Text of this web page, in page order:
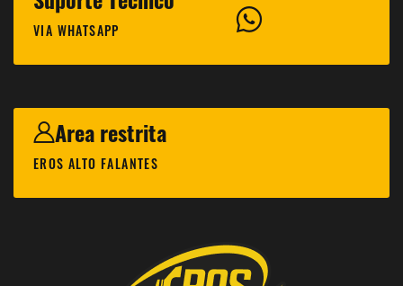
VIA WHATSAPP
Area restrita
EROS ALTO FALANTES